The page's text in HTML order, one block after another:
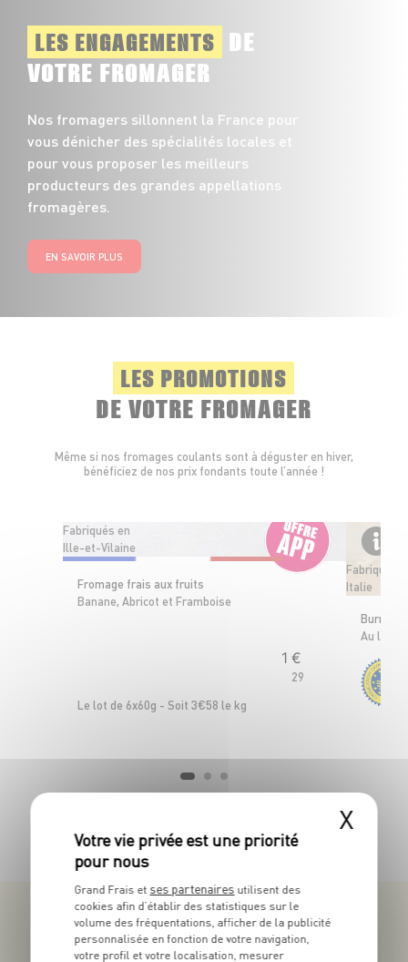
LES ENGAGEMENTS DE
VOTRE FROMAGER
Nos fromagers sillonnent la France pour
vous dénicher des spécialités locales et
pour vous proposer les meilleurs
producteurs des grandes appellations
fromagères.
EN SAVOIR PLUS
LES PROMOTIONS
DE VOTRE FROMAGER
Même si nos fromages coulants sont à déguster en hiver,
bénéficiez de nos prix fondants toute l’année !
Fabriqués en
Ille-et-Vilaine
Fromage frais aux fruits
Banane, Abricot et Framboise
1 €
29
Le lot de 6x60g - Soit 3€58 le kg
Fabriquée
Italie
Burrata
Au lait
X
Grand Frais et ses partenaires utilisent des
cookies afin d’établir des statistiques sur le
volume des fréquentations, afficher de la publicité
personnalisée en fonction de votre navigation,
votre profil et votre localisation, mesurer